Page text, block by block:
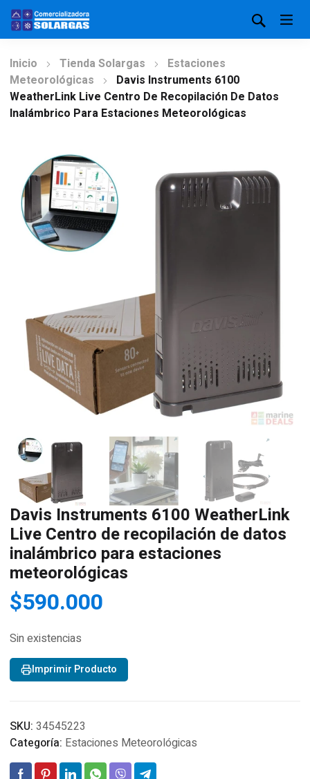
Inicio Tienda Solargas
Estaciones
Meteorológicas
Davis Instruments 6100
WeatherLink Live Centro De Recopilación De Datos
Inalámbrico Para Estaciones Meteorológicas
Davis Instruments 6100 WeatherLink
Live Centro de recopilación de datos
inalámbrico para estaciones
meteorológicas
$590.000
Sin existencias
Imprimir Producto
SKU: 34545223
Categoría: Estaciones Meteorológicas